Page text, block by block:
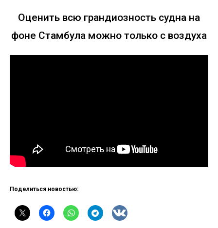
Оценить всю грандиозность судна на
фоне Стамбула можно только с воздуха
Поделиться новостью: